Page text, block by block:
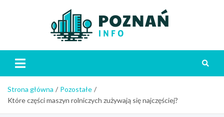
Strona główna
Pozostałe
Które części maszyn rolniczych zużywają się najczęściej?